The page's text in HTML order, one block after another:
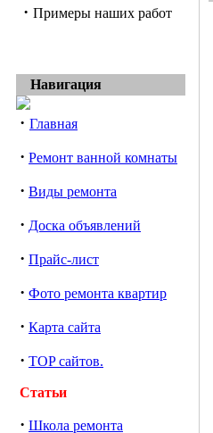
· Примеры наших работ
Навигация
· Главная
· Ремонт ванной комнаты
· Виды ремонта
· Доска объявлений
· Прайс-лист
· Фото ремонта квартир
· Карта сайта
· TOP сайтов.
Статьи
· Школа ремонта